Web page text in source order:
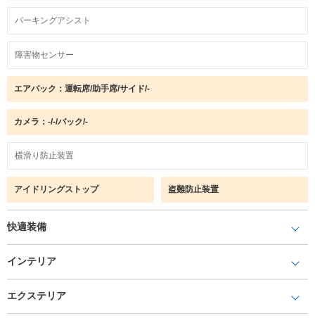
パーキングアシスト
障害物センサー
エアバック：運転席/助手席/サイド/-
カメラ：-/-/バック/-
横滑り防止装置
アイドリングストップ 盗難防止装置
快適装備
インテリア
エクステリア